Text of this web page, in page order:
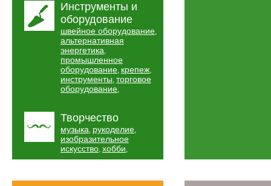
Инструменты и
оборудование
швейное оборудование,
альтернативная
энергетика,
промышленное
оборудование, крепеж,
инструменты, торговое
оборудование,
Творчество
музыка, рукоделие,
изобразительное
искусство, хобби,